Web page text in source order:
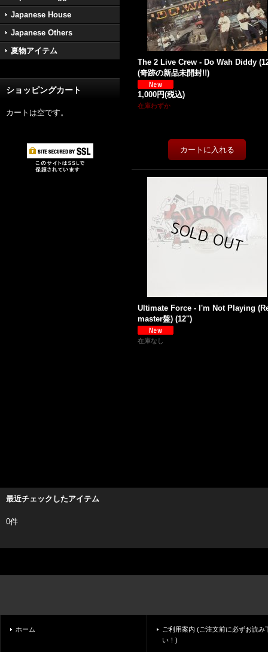
Japanese House
Japanese Others
夏物アイテム
ショッピングカート
カートは空です。
The 2 Live Crew - Do Wah Diddy
(奇跡の新品未開封!!)
1,000円(税込)
在庫わずか
Ultimate Force - I'm Not Playing
master盤) (12'')
在庫なし
最近チェックしたアイテム
0件
ホーム
ご利用案内 (ご注文前に必ずお読み
い！)